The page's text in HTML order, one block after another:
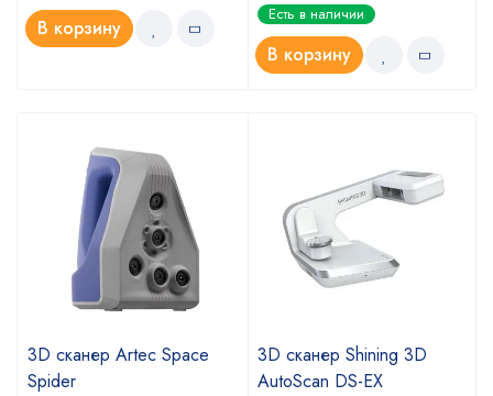
В корзину
Есть в наличии
В корзину
3D сканер Artec Space
Spider
3D сканер Shining 3D
AutoScan DS-EX